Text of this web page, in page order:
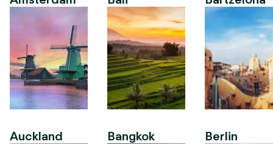
Auckland Bangkok Berlin